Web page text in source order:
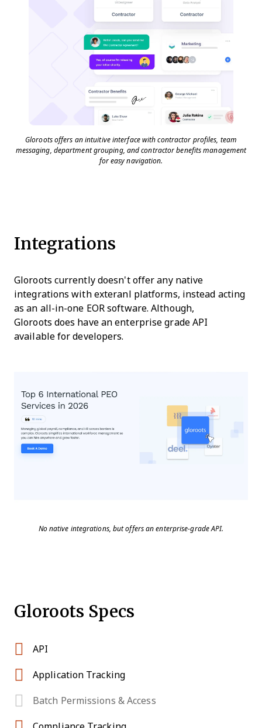
Gloroots offers an intuitive interface with contractor profiles, team
messaging, department grouping, and contractor benefits management
for easy navigation.
Integrations
Gloroots currently doesn't offer any native
integrations with exteranl platforms, instead acting
as an all-in-one EOR software. Although,
Gloroots does have an enterprise grade API
available for developers.
No native integrations, but offers an enterprise-grade API.
Gloroots Specs
API
Application Tracking
Batch Permissions & Access